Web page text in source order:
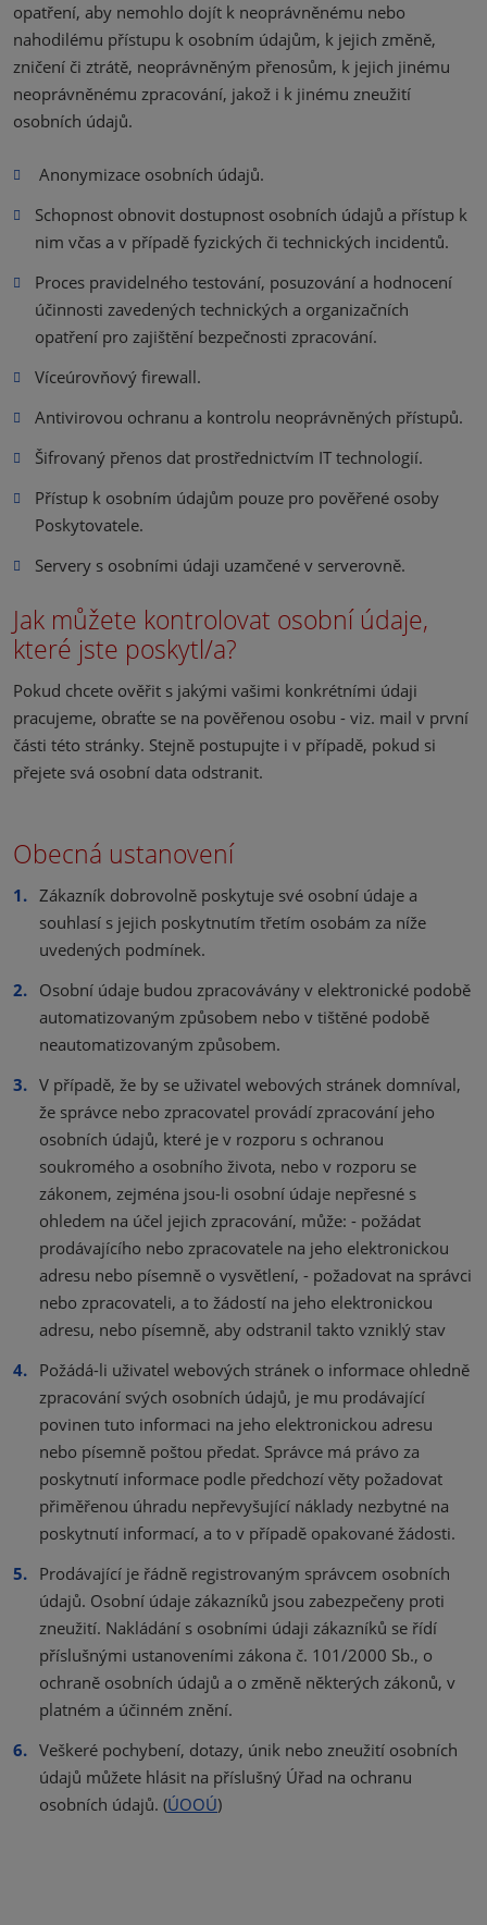
opatření, aby nemohlo dojít k neoprávněnému nebo
nahodilému přístupu k osobním údajům, k jejich změně,
zničení či ztrátě, neoprávněným přenosům, k jejich jinému
neoprávněnému zpracování, jakož i k jinému zneužití
osobních údajů.
Anonymizace osobních údajů.
Schopnost obnovit dostupnost osobních údajů a přístup k
nim včas a v případě fyzických či technických incidentů.
Proces pravidelného testování, posuzování a hodnocení
účinnosti zavedených technických a organizačních
opatření pro zajištění bezpečnosti zpracování.
Víceúrovňový firewall.
Antivirovou ochranu a kontrolu neoprávněných přístupů.
Šifrovaný přenos dat prostřednictvím IT technologií.
Přístup k osobním údajům pouze pro pověřené osoby
Poskytovatele.
Servery s osobními údaji uzamčené v serverovně.
Jak můžete kontrolovat osobní údaje,
které jste poskytl/a?
Pokud chcete ověřit s jakými vašimi konkrétními údaji
pracujeme, obraťte se na pověřenou osobu - viz. mail v první
části této stránky. Stejně postupujte i v případě, pokud si
přejete svá osobní data odstranit.
Obecná ustanovení
Zákazník dobrovolně poskytuje své osobní údaje a
souhlasí s jejich poskytnutím třetím osobám za níže
uvedených podmínek.
Osobní údaje budou zpracovávány v elektronické podobě
automatizovaným způsobem nebo v tištěné podobě
neautomatizovaným způsobem.
V případě, že by se uživatel webových stránek domníval,
že správce nebo zpracovatel provádí zpracování jeho
osobních údajů, které je v rozporu s ochranou
soukromého a osobního života, nebo v rozporu se
zákonem, zejména jsou-li osobní údaje nepřesné s
ohledem na účel jejich zpracování, může: - požádat
prodávajícího nebo zpracovatele na jeho elektronickou
adresu nebo písemně o vysvětlení, - požadovat na správci
nebo zpracovateli, a to žádostí na jeho elektronickou
adresu, nebo písemně, aby odstranil takto vzniklý stav
Požádá-li uživatel webových stránek o informace ohledně
zpracování svých osobních údajů, je mu prodávající
povinen tuto informaci na jeho elektronickou adresu
nebo písemně poštou předat. Správce má právo za
poskytnutí informace podle předchozí věty požadovat
přiměřenou úhradu nepřevyšující náklady nezbytné na
poskytnutí informací, a to v případě opakované žádosti.
Prodávající je řádně registrovaným správcem osobních
údajů. Osobní údaje zákazníků jsou zabezpečeny proti
zneužití. Nakládání s osobními údaji zákazníků se řídí
příslušnými ustanoveními zákona č. 101/2000 Sb., o
ochraně osobních údajů a o změně některých zákonů, v
platném a účinném znění.
Veškeré pochybení, dotazy, únik nebo zneužití osobních
údajů můžete hlásit na příslušný Úřad na ochranu
osobních údajů. (ÚOOÚ)